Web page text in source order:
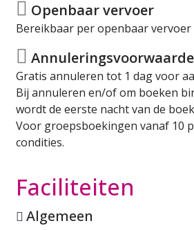
Openbaar vervoer
Bereikbaar per openbaar vervoer
Gratis annuleren tot 1 dag voor
Bij annuleren en/of om boeken
wordt de eerste nacht van de
Voor groepsboekingen vanaf 10
condities.
Faciliteiten
Algemeen